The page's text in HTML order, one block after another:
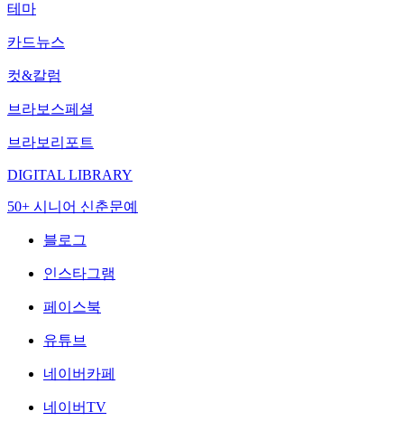
테마
카드뉴스
컷&칼럼
브라보스페셜
브라보리포트
DIGITAL LIBRARY
50+ 시니어 신춘문예
블로그
인스타그램
페이스북
유튜브
네이버카페
네이버TV